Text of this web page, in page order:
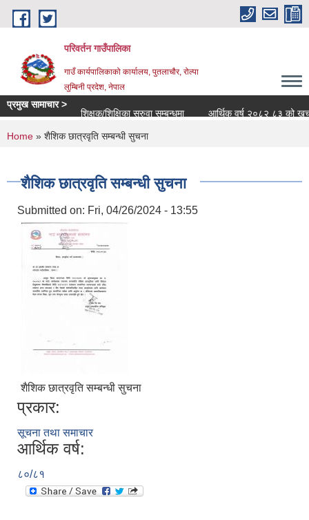
Skip to main content
परिवर्तन गाउँपालिका
गाउँ कार्यपालिकाको कार्यालय, पुतलाचौर, रोल्पा
लुम्बिनी प्रदेश, नेपाल
प्रमुख सामाचार >
शिक्षक/शिक्षिका सरुवा सम्बन्धमा
आर्थिक वर्ष २०८२ ८३ को खर्च
You are here
Home » शैशिक छात्रवृति सम्बन्धी सुचना
शैशिक छात्रवृति सम्बन्धी सुचना
Submitted on: Fri, 04/26/2024 - 13:55
शैशिक छात्रवृति सम्बन्धी सुचना
प्रकार:
सूचना तथा समाचार
आर्थिक वर्ष:
८०/८१